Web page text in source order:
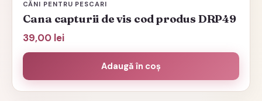
CĂNI PENTRU PESCARI
Cana capturii de vis cod produs DRP49
39,00 lei
Adaugă în coș